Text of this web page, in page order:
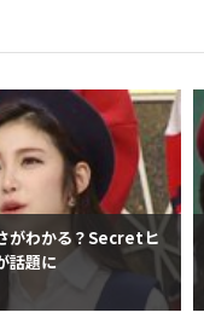
がわかる？Secretヒ
話題に